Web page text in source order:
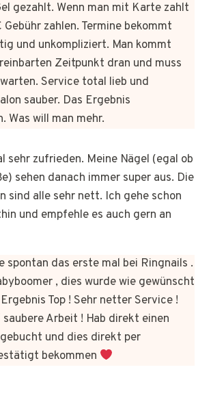
gezahlt. Wenn man mit Karte zahlt
Gebühr zahlen. Termine bekommt
und unkompliziert. Man kommt
Zeitpunkt dran und muss
Service total lieb und
sauber. Das Ergebnis
Was will man mehr.
sehr zufrieden. Meine Nägel (egal ob
sehen danach immer super aus. Die
sind alle sehr nett. Ich gehe schon
und empfehle es auch gern an
spontan das erste mal bei Ringnails .
, dies wurde wie gewünscht
Top ! Sehr netter Service !
saubere Arbeit ! Hab direkt einen
und dies direkt per
bekommen